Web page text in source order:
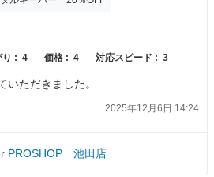
り : 4 価格 : 4 対応スピード : 3
いただきました。
2025年12月6日 14:24
PROSHOP 池田店